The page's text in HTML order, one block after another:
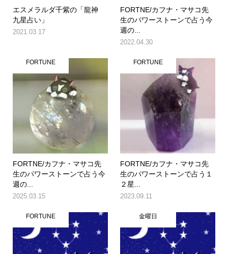
エスメラルダ千紫の「龍神
九星占い」
2021.03.17
FORTNE/カフナ・マサコ先
生のパワーストーンで占う今
週の...
2022.04.30
FORTUNE
FORTNE/カフナ・マサコ先
生のパワーストーンで占う今
週の...
2025.03.15
FORTUNE
FORTNE/カフナ・マサコ先
生のパワーストーンで占う１
２星...
2023.09.11
FORTUNE 金曜日